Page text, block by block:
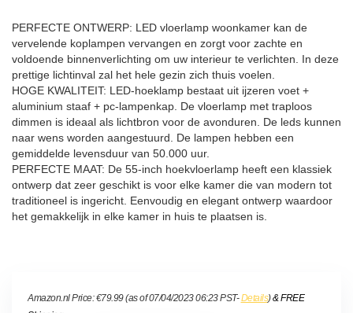
PERFECTE ONTWERP: LED vloerlamp woonkamer kan de
vervelende koplampen vervangen en zorgt voor zachte en
voldoende binnenverlichting om uw interieur te verlichten. In deze
prettige lichtinval zal het hele gezin zich thuis voelen.
HOGE KWALITEIT: LED-hoeklamp bestaat uit ijzeren voet +
aluminium staaf + pc-lampenkap. De vloerlamp met traploos
dimmen is ideaal als lichtbron voor de avonduren. De leds kunnen
naar wens worden aangestuurd. De lampen hebben een
gemiddelde levensduur van 50.000 uur.
PERFECTE MAAT: De 55-inch hoekvloerlamp heeft een klassiek
ontwerp dat zeer geschikt is voor elke kamer die van modern tot
traditioneel is ingericht. Eenvoudig en elegant ontwerp waardoor
het gemakkelijk in elke kamer in huis te plaatsen is.
Amazon.nl Price:€79.99(as of 07/04/2023 06:23 PST-Details)&FREE